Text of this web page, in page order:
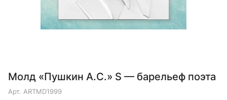
Молд «Пушкин А.С.» S — барельеф поэта
Арт. ARTMD1999